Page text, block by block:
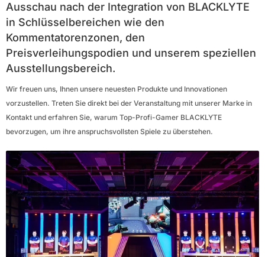
Ausschau nach der Integration von BLACKLYTE
in Schlüsselbereichen wie den
Kommentatorenzonen, den
Preisverleihungspodien und unserem speziellen
Ausstellungsbereich.
Wir freuen uns, Ihnen unsere neuesten Produkte und Innovationen
vorzustellen. Treten Sie direkt bei der Veranstaltung mit unserer Marke in
Kontakt und erfahren Sie, warum Top-Profi-Gamer BLACKLYTE
bevorzugen, um ihre anspruchsvollsten Spiele zu überstehen.